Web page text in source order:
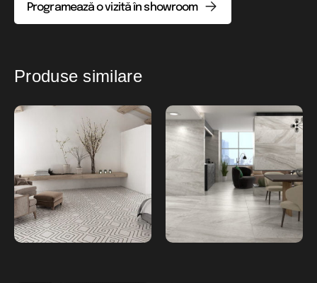
Programează o vizită în showroom
Produse similare